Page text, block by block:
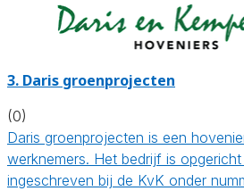
3. Daris groenprojecten
(0)
Daris groenprojecten is een
werknemers. Het bedrijf is
ingeschreven bij de KvK onder